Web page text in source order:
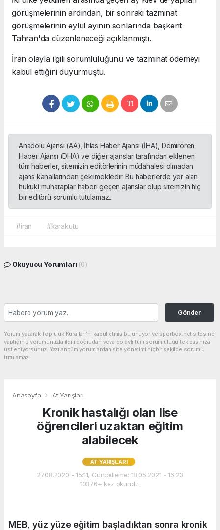
görüşmelerinin ardından, bir sonraki tazminat
görüşmelerinin eylül ayının sonlarında başkent
Tahran'da düzenleneceği açıklanmıştı.
İran olayla ilgili sorumluluğunu ve tazminat ödemeyi
kabul ettiğini duyurmuştu.
Anadolu Ajansı (AA), İhlas Haber Ajansı (İHA), Demirören
Haber Ajansı (DHA) ve diğer ajanslar tarafından eklenen
tüm haberler, sitemizin editörlerinin müdahalesi olmadan
ajans kanallarından çekilmektedir. Bu haberlerde yer alan
hukuki muhataplar haberi geçen ajanslar olup sitemizin hiç
bir editörü sorumlu tutulamaz...
#iran #karakutu
Okuyucu Yorumları (0)
Gönder
Yorum yazarak Topluluk Kuralları’nı kabul etmiş bulunuyor ve sporbox.net sitesine
yaptığınız yorumunuzla ilgili doğrudan veya dolaylı tüm sorumluluğu tek başınıza
üstleniyorsunuz. Yazılan tüm yorumlardan site yönetimi hiçbir şekilde sorumlu
tutulamaz.
Anasayfa At Yarışları
Kronik hastalığı olan lise
öğrencileri uzaktan eğitim
alabilecek
AT YARIŞLARI
27.08.2020 - 15:11, Güncelleme: 18.05.2021 - 16:23
10376+ kez okundu.
MEB, yüz yüze eğitim başladıktan sonra kronik